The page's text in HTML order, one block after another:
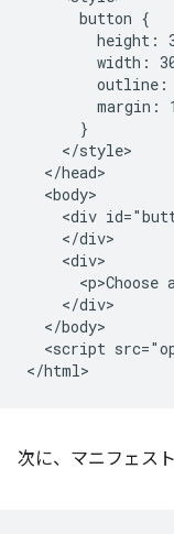
      button {
height:
width:
outline:
margin:
      }
    </style>
  </head>
  <body>
<div
    </div>
    <div>
<p>Choose
    </div>
  </body>
<script
次に、マニフェス